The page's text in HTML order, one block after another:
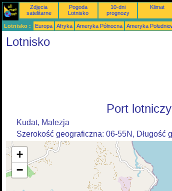
Zdjęcia
satelitarne
Pogoda
Lotnisko
10-dni
prognozy
Klimat
Lotnisko : Europa Afryka Ameryka Północna Ameryka
Lotnisko
Port
Kudat, Malezja
Szerokość geograficzna: 06-55N, Długość
+
−